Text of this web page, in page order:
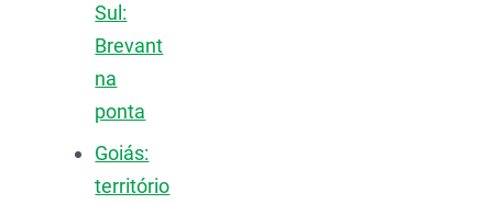
Sul:
Brevant
na
ponta
Goiás:
território